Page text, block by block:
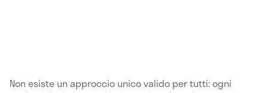
Non esiste un approccio unico valido per tutti: ogni